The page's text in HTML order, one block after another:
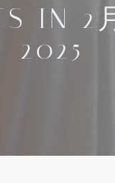
へ
ス
キ
ッ
IN 2
2025